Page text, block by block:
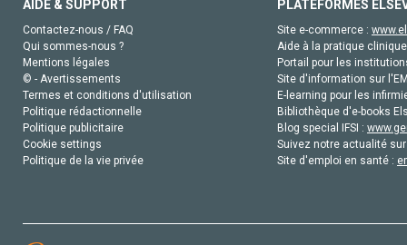
AIDE & SUPPORT
Contactez-nous / FAQ
Qui sommes-nous ?
Mentions légales
© - Avertissements
Termes et conditions d'utilisation
Politique rédactionnelle
Politique publicitaire
Cookie settings
Politique de la vie privée
PLATEFORMES
Site e-commerce :
Aide à la pratique
Portail pour les
Site d'information sur
E-learning pour les
Bibliothèque d'e-books
Blog special IFSI :
Suivez notre actualité
Site d'emploi en santé :